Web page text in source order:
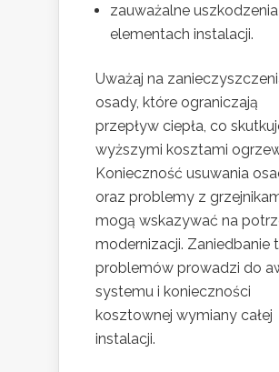
zauważalne
elementach instalacji.
Uważaj na
osady, które ograniczają
przepływ ciepła, co
wyższymi kosztami
Konieczność usuwania
oraz problemy z
mogą wskazywać na
modernizacji. Zaniedbanie
problemów prowadzi do
systemu i konieczności
kosztownej wymiany całej
instalacji.